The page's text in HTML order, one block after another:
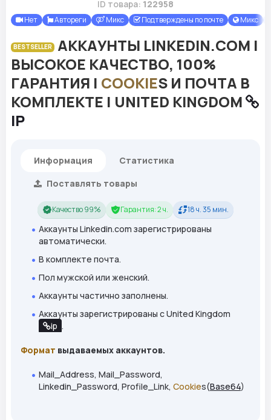
ID товара: 122958
Нет Автореги Микс Подтверждены по почте Микс
BESTSELLER
АККАУНТЫ LINKEDIN.COM |
ВЫСОКОЕ КАЧЕСТВО, 100%
ГАРАНТИЯ | COOKIES И ПОЧТА В
КОМПЛЕКТЕ | UNITED KINGDOM
IP
Информация
Статистика
Поставлять товары
Качество 99% Гарантия: 2 ч. 18 ч. 35 мин.
Аккаунты Linkedin.com зарегистрированы
автоматически.
В комплекте почта.
Пол мужской или женский.
Аккаунты частично заполнены.
Аккаунты зарегистрированы с United Kingdom
ip .
Формат выдаваемых аккаунтов.
Mail_Address, Mail_Password,
Linkedin_Password, Profile_Link, Cookies(Base64)